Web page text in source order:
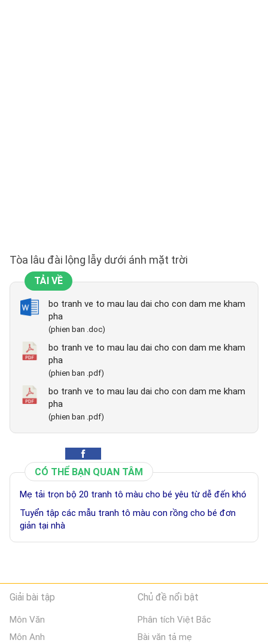
Tòa lâu đài lộng lẫy dưới ánh mặt trời
TẢI VỀ
bo tranh ve to mau lau dai cho con dam me kham
pha
(phien ban .doc)
bo tranh ve to mau lau dai cho con dam me kham
pha
(phien ban .pdf)
bo tranh ve to mau lau dai cho con dam me kham
pha
(phien ban .pdf)
CÓ THỂ BẠN QUAN TÂM
Mẹ tải trọn bộ 20 tranh tô màu cho bé yêu từ dễ đến khó
Tuyển tập các mẫu tranh tô màu con rồng cho bé đơn
giản tại nhà
Giải bài tập
Môn Văn
Môn Anh
Chủ đề nổi bật
Phân tích Việt Bắc
Bài văn tả mẹ